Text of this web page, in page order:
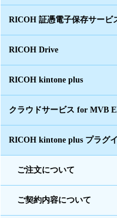
RICOH 証憑電子保存サービ
RICOH Drive
RICOH kintone plus
クラウドサービス for MVB
RICOH kintone plus プラグ
ご注文について
ご契約内容について